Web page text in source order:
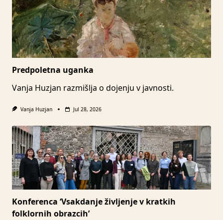
Predpoletna uganka
Vanja Huzjan razmišlja o dojenju v javnosti.
Vanja Huzjan Jul 28, 2026
Konferenca ‘Vsakdanje življenje v kratkih
folklornih obrazcih’